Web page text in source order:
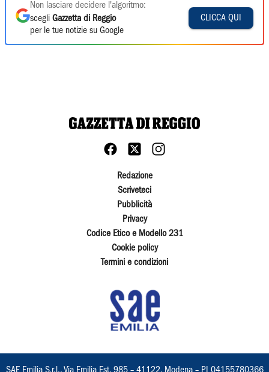
Non lasciare decidere l'algoritmo:
scegli Gazzetta di Reggio
per le tue notizie su Google
CLICCA QUI
Redazione
Scriveteci
Pubblicità
Privacy
Codice Etico e Modello 231
Cookie policy
Termini e condizioni
SAE Emilia S.r.l., Via Emilia Est, 985 – 41122, Modena – PI 04155780366